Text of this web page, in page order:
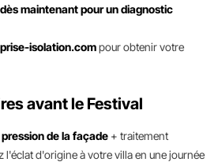
maintenant pour un diagnostic
isolation.compour obtenir votre
avant le Festival
de la façade + traitement
l'éclat d'origine à votre villa en une journée